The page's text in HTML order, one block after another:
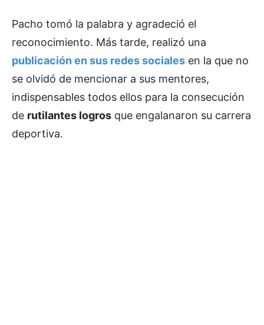
Pacho tomó la palabra y agradeció el
reconocimiento. Más tarde, realizó una
publicación en sus redes sociales en la que no
se olvidó de mencionar a sus mentores,
indispensables todos ellos para la consecución
de rutilantes logros que engalanaron su carrera
deportiva.